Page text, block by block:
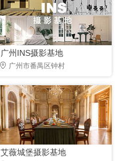
广州INS摄影基地
广州市番禺区钟村
艾薇城堡摄影基地